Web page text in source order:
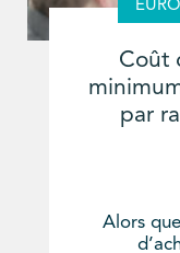
Coût
par
Alors